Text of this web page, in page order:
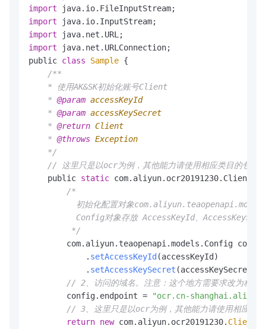
import java. io. FileInputStream
import java. io. InputStream
import java. net . URL
import java. net . URLConnection;
public class Sample {
/**
    * 使用AK&SK初始化账号Client
    *
@param accessKeyId
    *
@param accessKeySecret
    *
@return Client
    *
@throws Exception
    */
// 这里只是以ocr为例，其他能力请使用相应类目的包下
    public
static com. aliyun. ocr20191230. Client
/*
初始化配置对象
Config对象存放 AccessKeyId、
         */
        com.
aliyun. teaopenapi .models . Config
            .
setAccessKeyId (accessKeyId)
            .
setAccessKeySecret (accessKeySecret);
// 2、访问的域名。注意：这个地方需要求改为
        config.
endpoint =
"ocr.cn-
// 3、这里只是以ocr为例，其他能力请使用相应类
return new com. aliyun. ocr20191230. Client